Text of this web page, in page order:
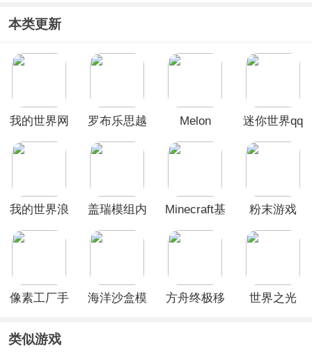
本类更新
我的世界网
罗布乐思越
Melon
迷你世界qq
我的世界浪
组手机版
盖瑞模组内
Minecraft基
粉末游戏
像素工厂手
海洋沙盒模
方舟终极移
世界之光
类似游戏